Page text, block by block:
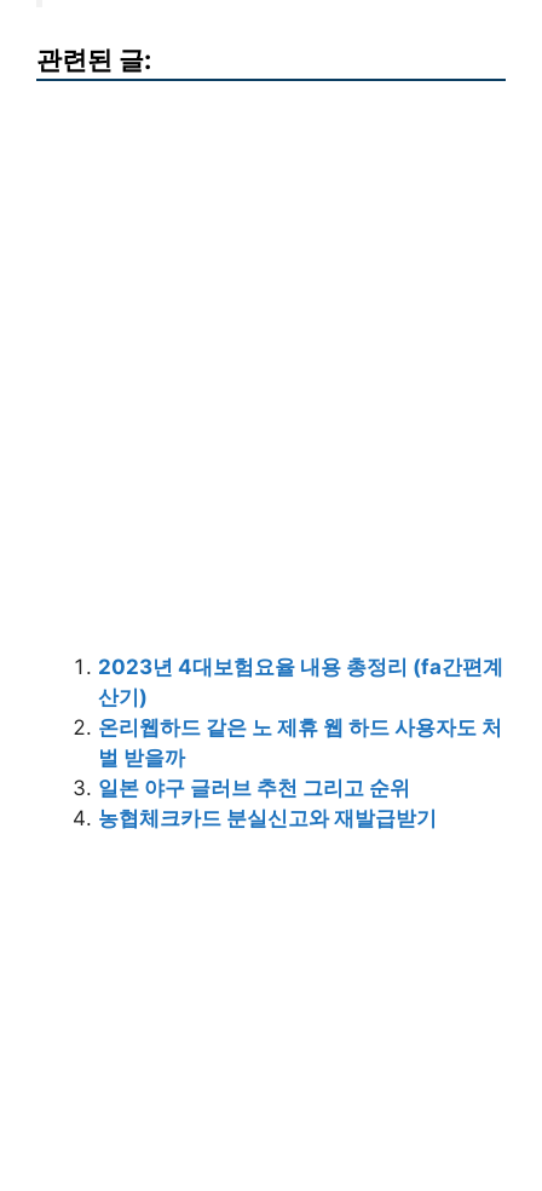
관련된 글:
2023년 4대보험요율 내용 총정리 (fa간편계
산기)
온리웹하드 같은 노 제휴 웹 하드 사용자도 처
벌 받을까
일본 야구 글러브 추천 그리고 순위
농협체크카드 분실신고와 재발급받기